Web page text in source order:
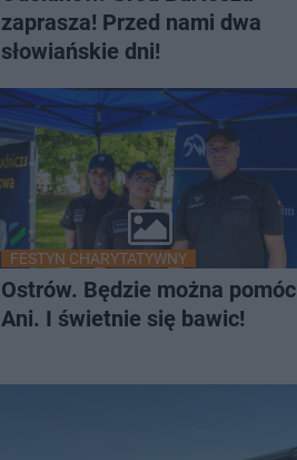
zaprasza! Przed nami dwa
słowiańskie dni!
FESTYN CHARYTATYWNY
Ostrów. Będzie można pomóc
Ani. I świetnie się bawic!